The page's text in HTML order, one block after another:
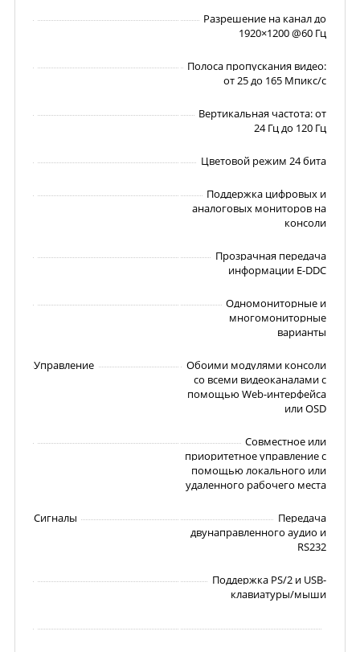
Разрешение на канал до
1920×1200 @60 Гц
Полоса пропускания видео:
от 25 до 165 Мпикс/с
Вертикальная частота: от
24 Гц до 120 Гц
Цветовой режим 24 бита
Поддержка цифровых и
аналоговых мониторов на
консоли
Прозрачная передача
информации E-DDC
Одномониторные и
многомониторные
варианты
Управление
Обоими модулями консоли
со всеми видеоканалами с
помощью Web-интерфейса
или OSD
Совместное или
приоритетное управление с
помощью локального или
удаленного рабочего места
Сигналы
Передача
двунаправленного аудио и
RS232
Поддержка PS/2 и USB-
клавиатуры/мыши